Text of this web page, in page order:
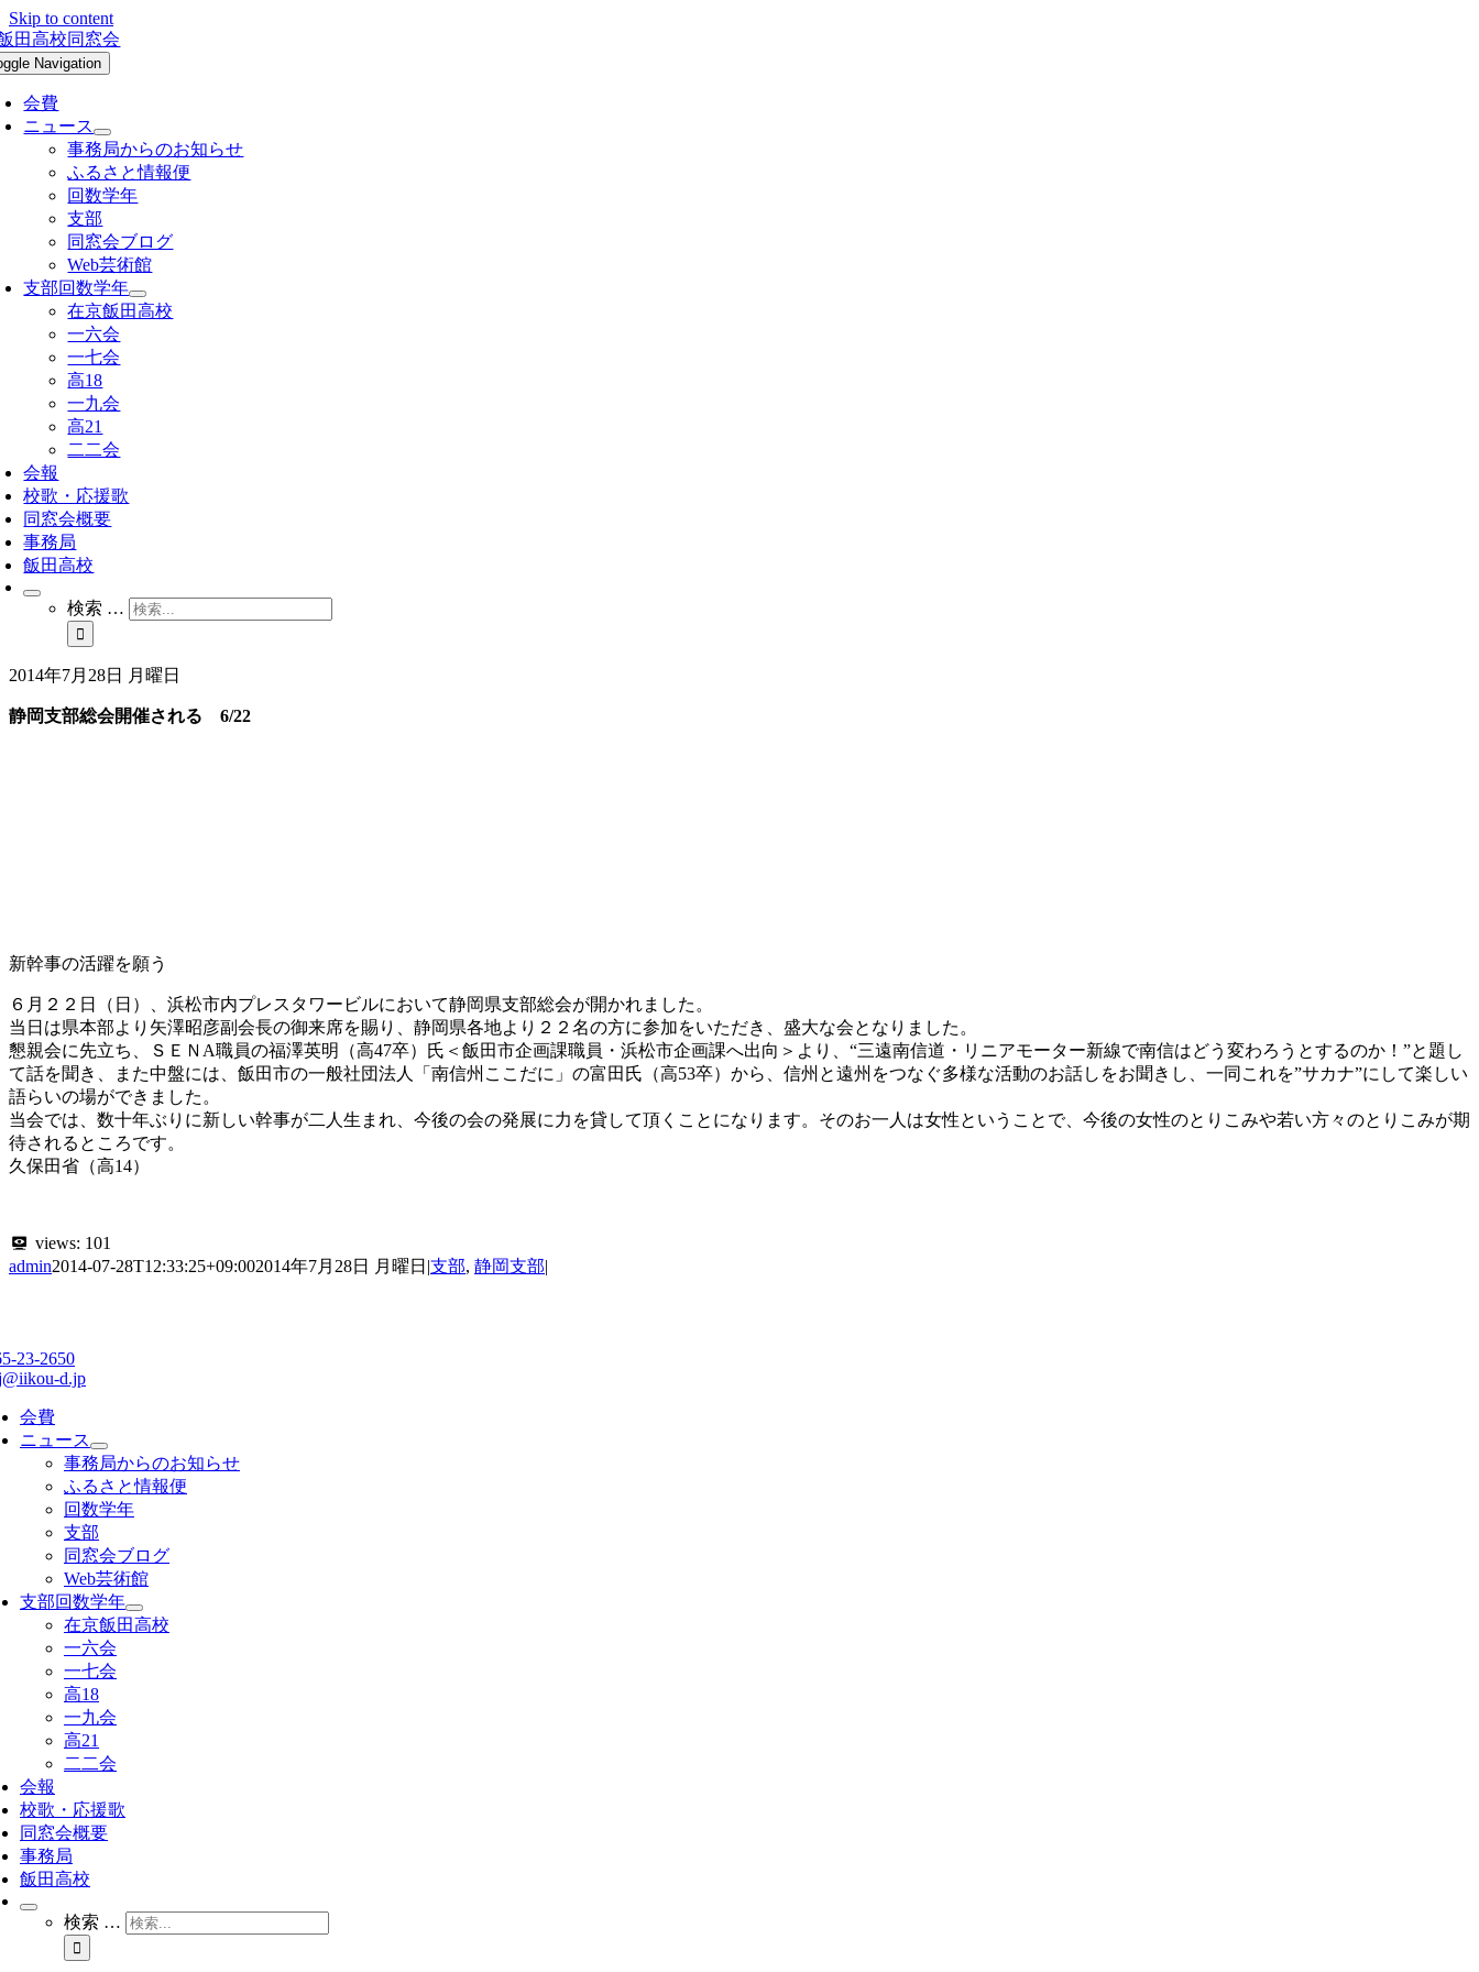
Skip to content
Navigation
会費
ニュース
事務局からのお知らせ
ふるさと情報便
回数学年
支部
同窓会ブログ
Web芸術館
支部回数学年
在京飯田高校
一六会
一七会
高18
一九会
高21
二二会
会報
校歌・応援歌
同窓会概要
事務局
飯田高校
検索 …
2014年7月28日 月曜日
静岡支部総会開催される 6/22
新幹事の活躍を願う
６月２２日（日）、浜松市内プレスタワービルにおいて静岡県支部総会が開かれました。
当日は県本部より矢澤昭彦副会長の御来席を賜り、静岡県各地より２２名の方に参加をいただき、盛大な会となりました。
懇親会に先立ち、ＳＥＮA職員の福澤英明（高47卒）氏＜飯田市企画課職員・浜松市企画課へ出向＞より、“三遠南信道・リニアモーター新線で南信はどう変わろうとするのか！”と題し
て話を聞き、また中盤には、飯田市の一般社団法人「南信州ここだに」の富田氏（高53卒）から、信州と遠州をつなぐ多様な活動のお話しをお聞きし、一同これを”サカナ”にして楽しい
語らいの場ができました。
当会では、数十年ぶりに新しい幹事が二人生まれ、今後の会の発展に力を貸して頂くことになります。そのお一人は女性ということで、今後の女性のとりこみや若い方々のとりこみが期
待されるところです。
久保田省（高14）
views: 101
admin2014-07-28T12:33:25+09:002014年7月28日 月曜日 |支部, 静岡支部|
23-2650
d.jp
会費
ニュース
事務局からのお知らせ
ふるさと情報便
回数学年
支部
同窓会ブログ
Web芸術館
支部回数学年
在京飯田高校
一六会
一七会
高18
一九会
高21
二二会
会報
校歌・応援歌
同窓会概要
事務局
飯田高校
検索 …